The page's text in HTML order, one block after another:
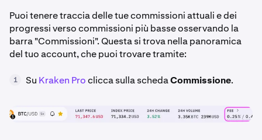
Puoi tenere traccia delle tue commissioni attuali e dei
progressi verso commissioni più basse osservando la
barra "Commissioni". Questa si trova nella panoramica
del tuo account, che puoi trovare tramite:
1 Su Kraken Proclicca sulla schedaCommissione.